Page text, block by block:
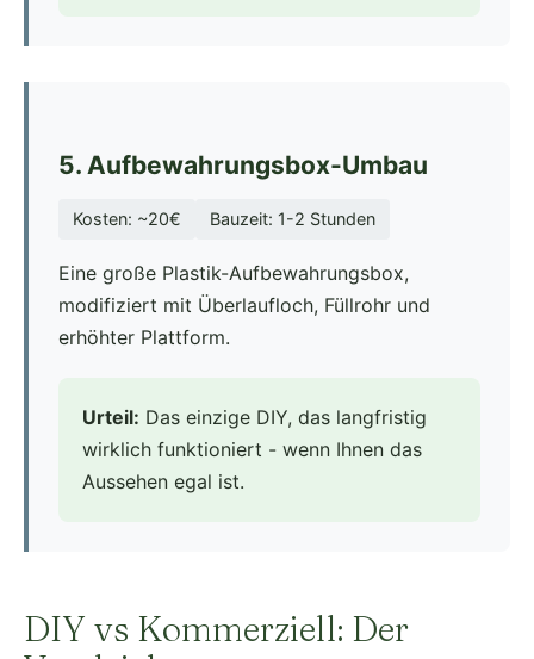
5. Aufbewahrungsbox-Umbau
Kosten: ~20€ Bauzeit: 1-2 Stunden
Eine große Plastik-Aufbewahrungsbox,
modifiziert mit Überlaufloch, Füllrohr und
erhöhter Plattform.
Urteil: Das einzige DIY, das langfristig
wirklich funktioniert - wenn Ihnen das
Aussehen egal ist.
DIY vs Kommerziell: Der